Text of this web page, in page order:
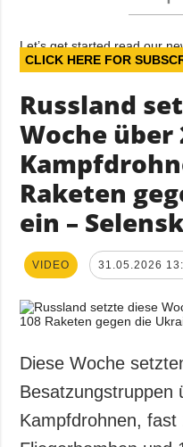
Let’s get started read our
CLICK HERE FOR
Russland
Woche über
Raketen
ein –
VIDEO 31.05.2026
Diese Woche
Besatzungstruppen
Kampfdrohnen, fast